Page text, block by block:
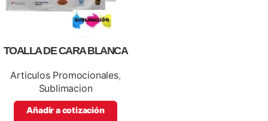
TOALLA DE CARA BLANCA
Articulos Promocionales,
Sublimacion
Añadir a cotización